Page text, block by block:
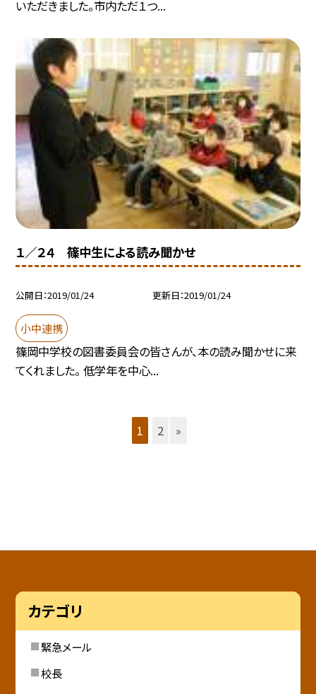
いただきました。市内ただ１つ...
１／２４ 篠中生による読み聞かせ
公開日 2019/01/24 更新日 2019/01/24
小中連携
篠岡中学校の図書委員会の皆さんが、本の読み聞かせに来
てくれました。 低学年を中心...
1 2 »
カテゴリ
緊急メール
校長